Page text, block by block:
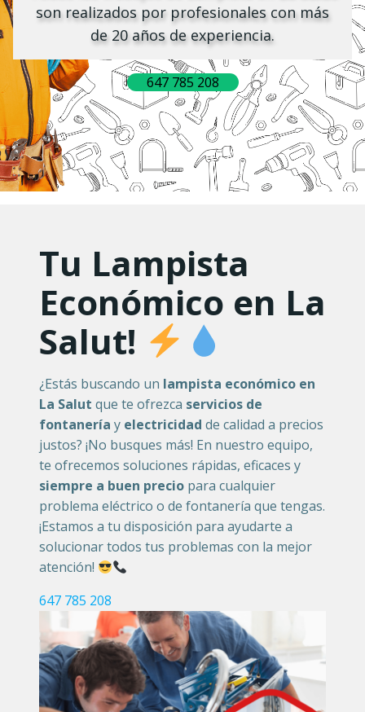
son realizados por profesionales con más
de 20 años de experiencia.
647 785 208
Tu Lampista
Económico en La
Salut!
¿Estás buscando un lampista económico en
La Salut que te ofrezca servicios de
fontanería y electricidad de calidad a precios
justos? ¡No busques más! En nuestro equipo,
te ofrecemos soluciones rápidas, eficaces y
siempre a buen precio para cualquier
problema eléctrico o de fontanería que tengas.
¡Estamos a tu disposición para ayudarte a
solucionar todos tus problemas con la mejor
atención!
647 785 208